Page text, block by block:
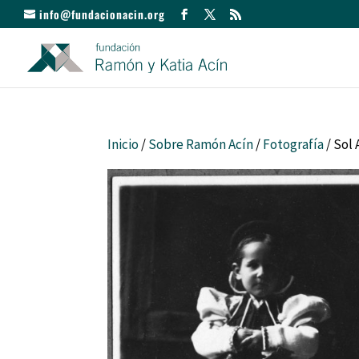
info@fundacionacin.org
Inicio/Sobre Ramón Acín/Fotografía/ Sol